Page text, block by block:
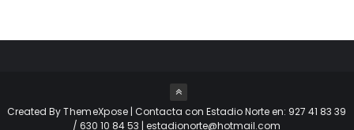
Created ByThemeXpose | Contacta con Estadio Norte en: 927 41 83 39
/ 630 10 84 53 | estadionorte@hotmail.com